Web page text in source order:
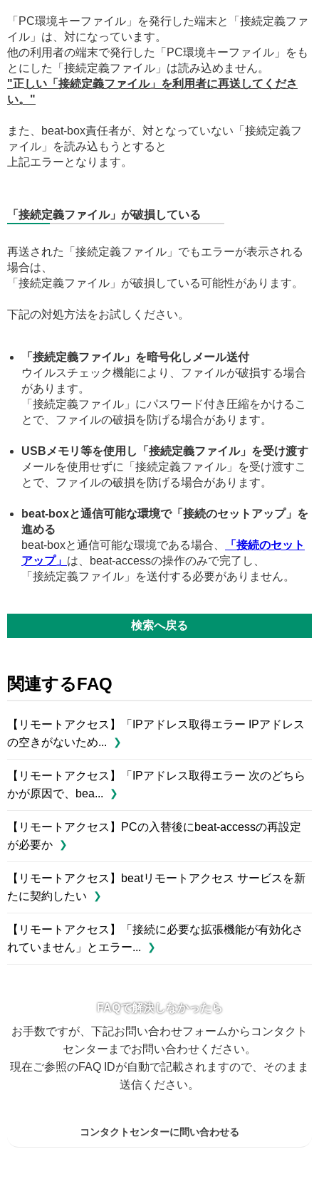
「PC環境キーファイル」を発行した端末と「接続定義ファ
イル」は、対になっています。
他の利用者の端末で発行した「PC環境キーファイル」をも
とにした「接続定義ファイル」は読み込めません。
"正しい「接続定義ファイル」を利用者に再送してくださ
い。"
また、beat-box責任者が、対となっていない「接続定義フ
ァイル」を読み込もうとすると
上記エラーとなります。
「接続定義ファイル」が破損している
再送された「接続定義ファイル」でもエラーが表示される
場合は、
「接続定義ファイル」が破損している可能性があります。
下記の対処方法をお試しください。
「接続定義ファイル」を暗号化しメール送付
ウイルスチェック機能により、ファイルが破損する場合
があります。
「接続定義ファイル」にパスワード付き圧縮をかけるこ
とで、ファイルの破損を防げる場合があります。
USBメモリ等を使用し「接続定義ファイル」を受け渡す
メールを使用せずに「接続定義ファイル」を受け渡すこ
とで、ファイルの破損を防げる場合があります。
beat-boxと通信可能な環境で「接続のセットアップ」を
進める
beat-boxと通信可能な環境である場合、
「接続のセット
アップ」 は、beat-accessの操作のみで完了し、
「接続定義ファイル」を送付する必要がありません。
検索へ戻る
関連するFAQ
【リモートアクセス】「IPアドレス取得エラー IPアドレス
の空きがないため...
【リモートアクセス】「IPアドレス取得エラー 次のどちら
かが原因で、bea...
【リモートアクセス】PCの入替後にbeat-accessの再設定
が必要か
【リモートアクセス】beatリモートアクセス サービスを新
たに契約したい
【リモートアクセス】「接続に必要な拡張機能が有効化さ
れていません」とエラー...
FAQで解決しなかったら
お手数ですが、下記お問い合わせフォームからコンタクト
センターまでお問い合わせください。
現在ご参照のFAQ IDが自動で記載されますので、そのまま
送信ください。
コンタクトセンターに問い合わせる